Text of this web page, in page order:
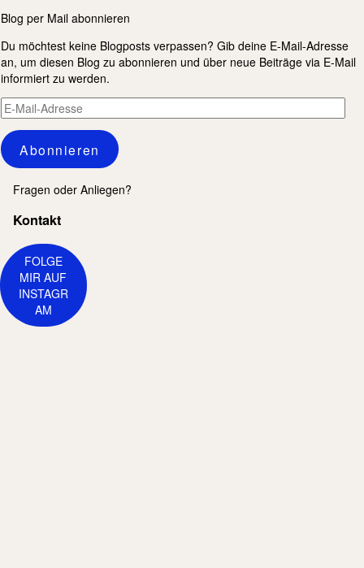
Blog per Mail abonnieren
Du möchtest keine Blogposts verpassen? Gib deine E-Mail-Adresse
an, um diesen Blog zu abonnieren und über neue Beiträge via E-Mail
informiert zu werden.
E-
Mail-
Adresse
Abonnieren
Fragen oder Anliegen?
Kontakt
FOLGE
MIR AUF
INSTAGR
AM